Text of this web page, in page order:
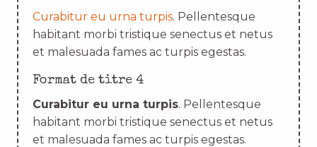
Curabitur eu urna turpis. Pellentesque
habitant morbi tristique senectus et netus
et malesuada fames ac turpis egestas.
Format de titre 4
Curabitur eu urna turpis. Pellentesque
habitant morbi tristique senectus et netus
et malesuada fames ac turpis egestas.